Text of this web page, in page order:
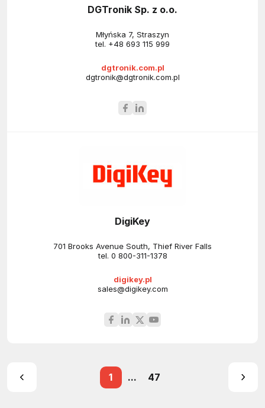
DGTronik Sp. z o.o.
Młyńska 7, Straszyn
tel. +48 693 115 999
dgtronik.com.pl
dgtronik@dgtronik.com.pl
DigiKey
701 Brooks Avenue South, Thief River Falls
tel. 0 800-311-1378
digikey.pl
sales@digikey.com
1 ... 47